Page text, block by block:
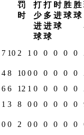
罚
时
打
少
进
球
打
多
进
球
时
进
球
胜
球
胜
球
7 10 2 1 0 0 0 0 0
4 8 10 0 0 0 0 0 0
6 6 12 1 0 0 0 0 0
1 3 8 0 0 0 0 0 0
0 0 2 0 0 0 0 0 0